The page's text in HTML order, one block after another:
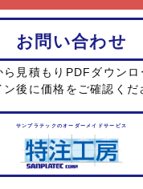
サンプラテックのオーダーメイドサービス
お問い合わせ
見積もりPDFダウンロ
ン後に価格をご確認くだ